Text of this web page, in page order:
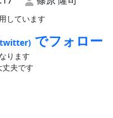
しています
でフォロー
ります
夫です